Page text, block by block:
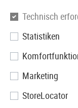
Glock
Glock 17
Co2
Technisch
Statistiken
Marketing
StoreLocator